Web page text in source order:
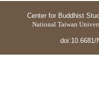
Center for Buddhist
National Taiwan
doi:10.6681/